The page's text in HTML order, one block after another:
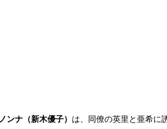
ノンナ（新木優子） は、同僚の英里と亜希に